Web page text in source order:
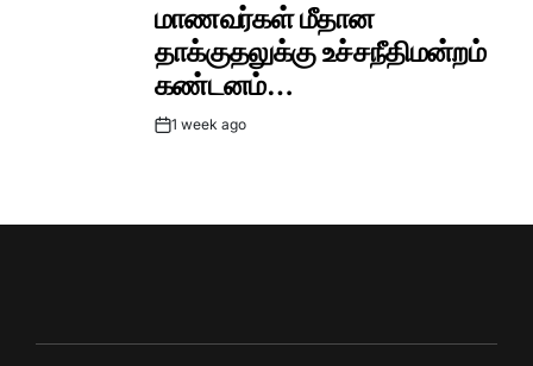
மாணவர்கள் மீதான
தாக்குதலுக்கு உச்சநீதிமன்றம்
கண்டனம்…
Post1 week ago